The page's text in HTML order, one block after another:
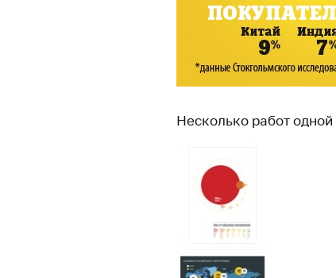
Несколько работ